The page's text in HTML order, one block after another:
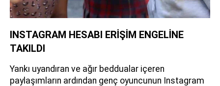
INSTAGRAM HESABI ERİŞİM ENGELİNE
TAKILDI
Yankı uyandıran ve ağır beddualar içeren
paylaşımların ardından genç oyuncunun Instagram